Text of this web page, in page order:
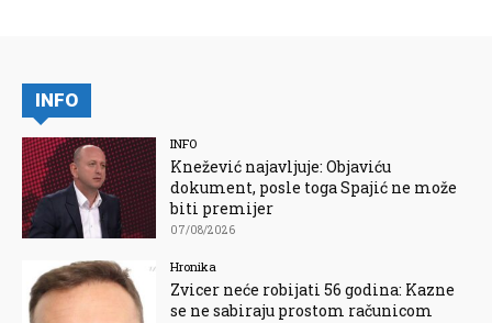
INFO
INFO
Knežević najavljuje: Objaviću
dokument, posle toga Spajić ne može
biti premijer
07/08/2026
Hronika
Zvicer neće robijati 56 godina: Kazne
se ne sabiraju prostom računicom